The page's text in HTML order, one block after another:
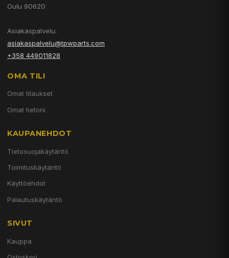
Oulu 90620
Asiakaspalvelu:
asiakaspalvelu@tpwparts.com
+358 449011828
OMA TILI
Omat tilaukset
Omat tietoni
KAUPANEHDOT
Tietosuojakäytäntö
Toimituskäytäntö
Käyttöehdot
Palautuskäytäntö
SIVUT
Kauppa